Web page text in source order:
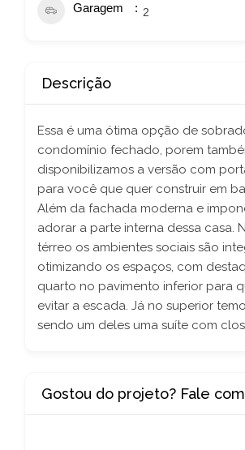
Garagem 2
Descrição
Essa é uma ótima opção de
condomínio fechado, porem
disponibilizamos a versão com
para você que quer construir em
Além da fachada moderna e
adorar a parte interna dessa casa.
térreo os ambientes sociais são
otimizando os espaços, com
quarto no pavimento inferior para
evitar a escada. Já no superior
sendo um deles uma suíte com
Gostou do projeto? Fale